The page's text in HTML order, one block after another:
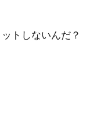
トしないんだ？